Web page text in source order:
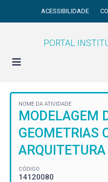
ACESSIBILIDADE
PORTAL
NOME DA ATIVIDADE
MODELAGEM
GEOMETRIAS
ARQUITETURA
CÓDIGO
14120080